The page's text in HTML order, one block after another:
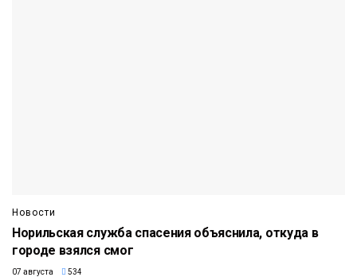
Новости
Норильская служба спасения объяснила, откуда в
городе взялся смог
07 августа 534